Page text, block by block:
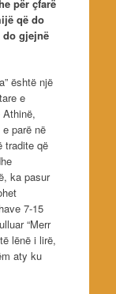
për çfarë
që do
do gjejnë
është një
e
Athinë,
parë në
tradite që
ka pasur
7-15
“Merr
lënë i lirë,
aty ku